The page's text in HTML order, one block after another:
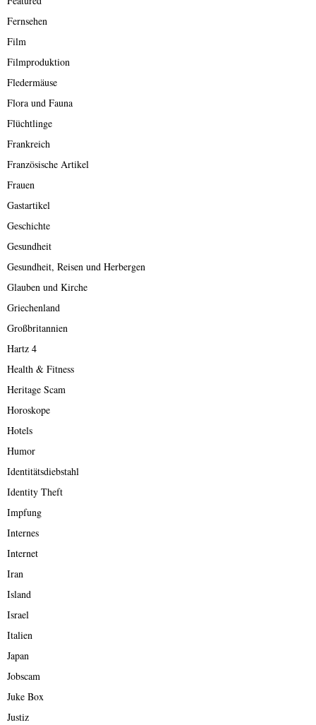
Fernsehen
Film
Filmproduktion
Fledermäuse
Flora und Fauna
Flüchtlinge
Frankreich
Französische Artikel
Frauen
Gastartikel
Geschichte
Gesundheit
Gesundheit, Reisen und Herbergen
Glauben und Kirche
Griechenland
Großbritannien
Hartz 4
Health & Fitness
Heritage Scam
Horoskope
Hotels
Humor
Identitätsdiebstahl
Identity Theft
Impfung
Internes
Internet
Iran
Island
Israel
Italien
Japan
Jobscam
Juke Box
Justiz